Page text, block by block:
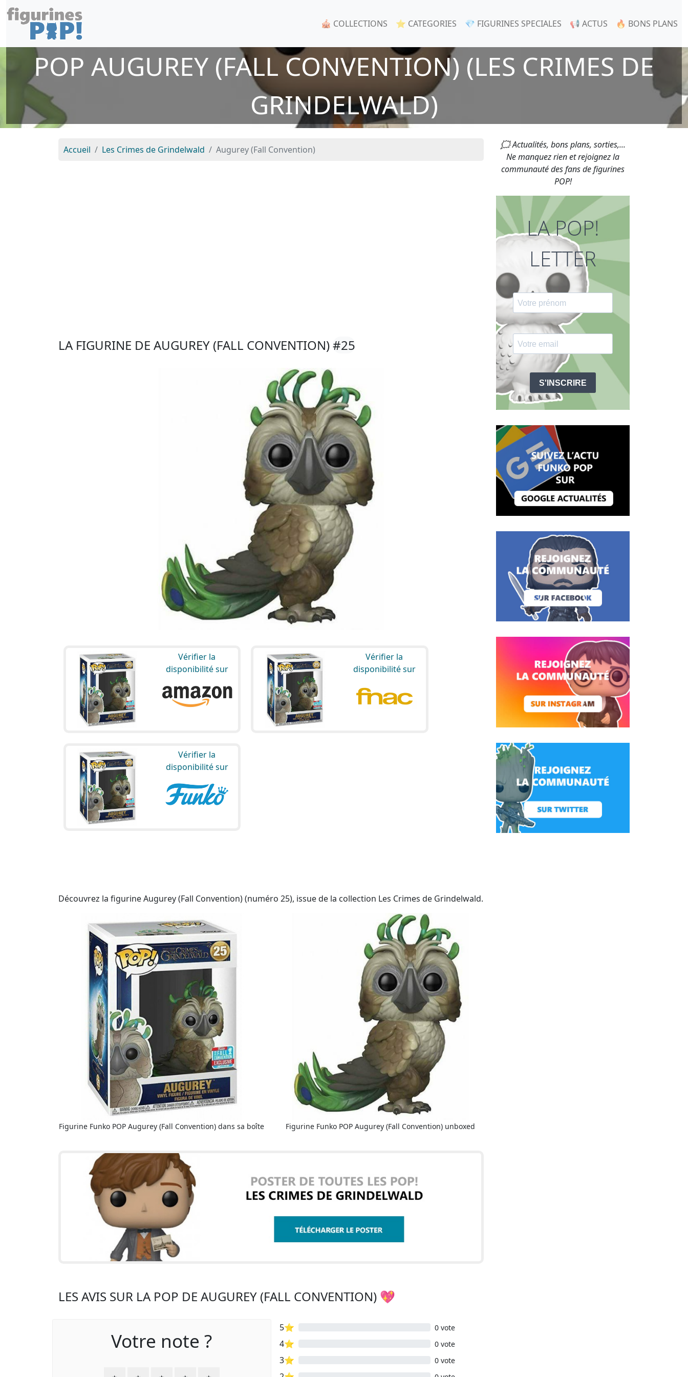
🎪 COLLECTIONS ⭐ CATEGORIES 💎 FIGURINES SPECIALES 📢 ACTUS 🔥 BONS PLANS
POP AUGUREY (FALL CONVENTION) (LES CRIMES DE
GRINDELWALD)
Accueil Les Crimes de Grindelwald Augurey (Fall Convention)
LA FIGURINE DE AUGUREY (FALL CONVENTION)#25
Vérifier la
disponibilité sur
Vérifier la
disponibilité sur
Vérifier la
disponibilité sur
Découvrez la figurine Augurey (Fall Convention) (numéro 25), issue de la collection Les Crimes de Grindelwald.
Figurine Funko POP Augurey (Fall Convention) dans sa boîte Figurine Funko POP Augurey (Fall Convention) unboxed
LES AVIS SUR LA POP DE AUGUREY (FALL CONVENTION) 💖
Votre note ?
5⭐ 0 vote
4⭐ 0 vote
3⭐ 0 vote
🗯 Actualités, bons plans, sorties,...
Ne manquez rien et rejoignez la
communauté des fans de figurines
POP!
LA POP!
LETTER
S'INSCRIRE